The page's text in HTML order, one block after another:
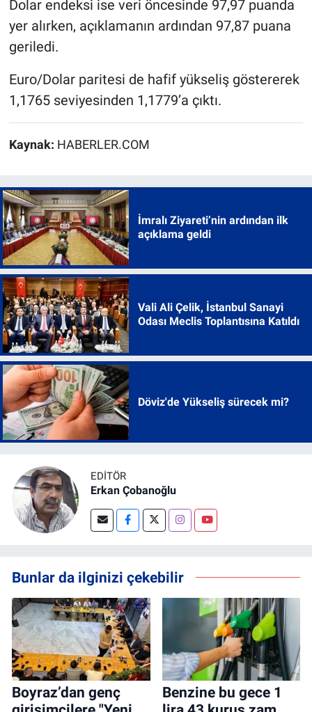
Dolar endeksi ise veri öncesinde 97,97 puanda
yer alırken, açıklamanın ardından 97,87 puana
geriledi.
Euro/Dolar paritesi de hafif yükseliş göstererek
1,1765 seviyesinden 1,1779’a çıktı.
Kaynak: HABERLER.COM
İmralı Ziyareti’nin ardından ilk
açıklama geldi
Vali Ali Çelik, İstanbul Sanayi
Odası Meclis Toplantısına Katıldı
Döviz'de Yükseliş sürecek mi?
EDITÖR
Erkan Çobanoğlu
Bunlar da ilginizi çekebilir
Boyraz’dan genç
Benzine bu gece 1